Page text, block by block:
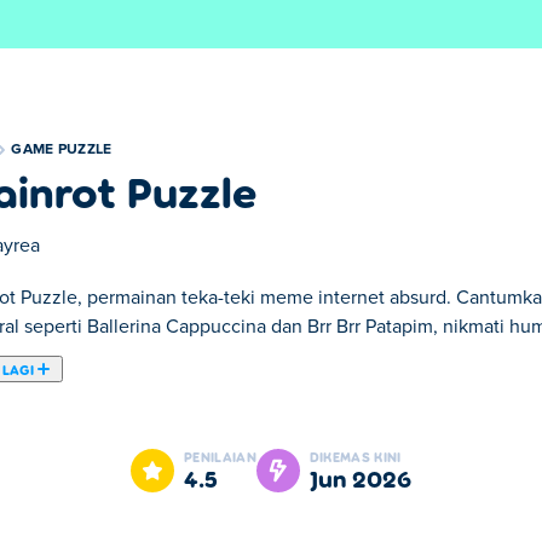
GAME PUZZLE
Puzzle
Puzzle, permainan teka-teki meme internet absurd.
seperti Ballerina Cappuccina dan Brr Brr Patapim, nikmati
yang bergaya di mana matlamat anda adalah untuk
Crocodilo dan banyak lagi. Bolehkah anda
PENILAIAN
4.5
DIKEMAS KINI
Jun 2026